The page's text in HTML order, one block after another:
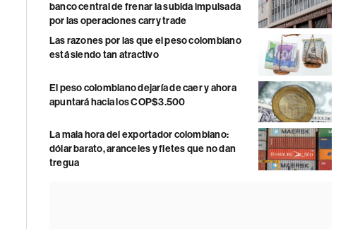
banco central de frenar la subida impulsada
por las operaciones carry trade
Las razones por las que el peso colombiano
está siendo tan atractivo
El peso colombiano dejaría de caer y ahora
apuntará hacia los COP$3.500
La mala hora del exportador colombiano:
dólar barato, aranceles y fletes que no dan
tregua